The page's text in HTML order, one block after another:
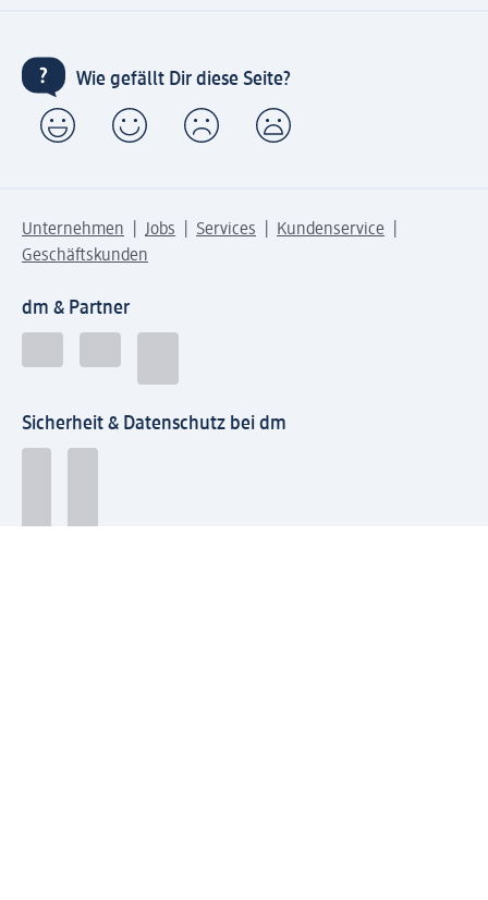
Wie gefällt Dir diese Seite?
Unternehmen Jobs Services
Kundenservice
Geschäftskunden
dm & Partner
Sicherheit & Datenschutz bei dm